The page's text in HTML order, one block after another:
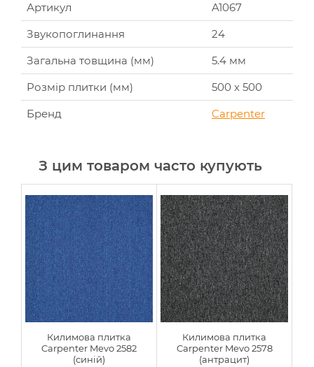
Артикул
A1067
Звукопоглинання
24
Загальна товщина (мм)
5.4 мм
Розмір плитки (мм)
500 х 500
Бренд
Carpenter
З цим товаром часто купують
Килимова плитка
Carpenter Mevo 2582
(синій)
Килимова плитка
Carpenter Mevo 2578
(антрацит)